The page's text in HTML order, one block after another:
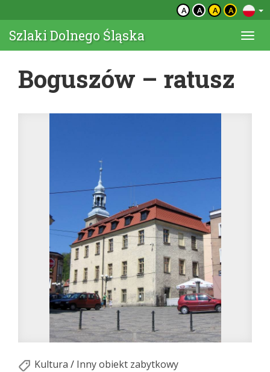
A A A A
Szlaki Dolnego Śląska
Boguszów – ratusz
Kultura / Inny obiekt zabytkowy